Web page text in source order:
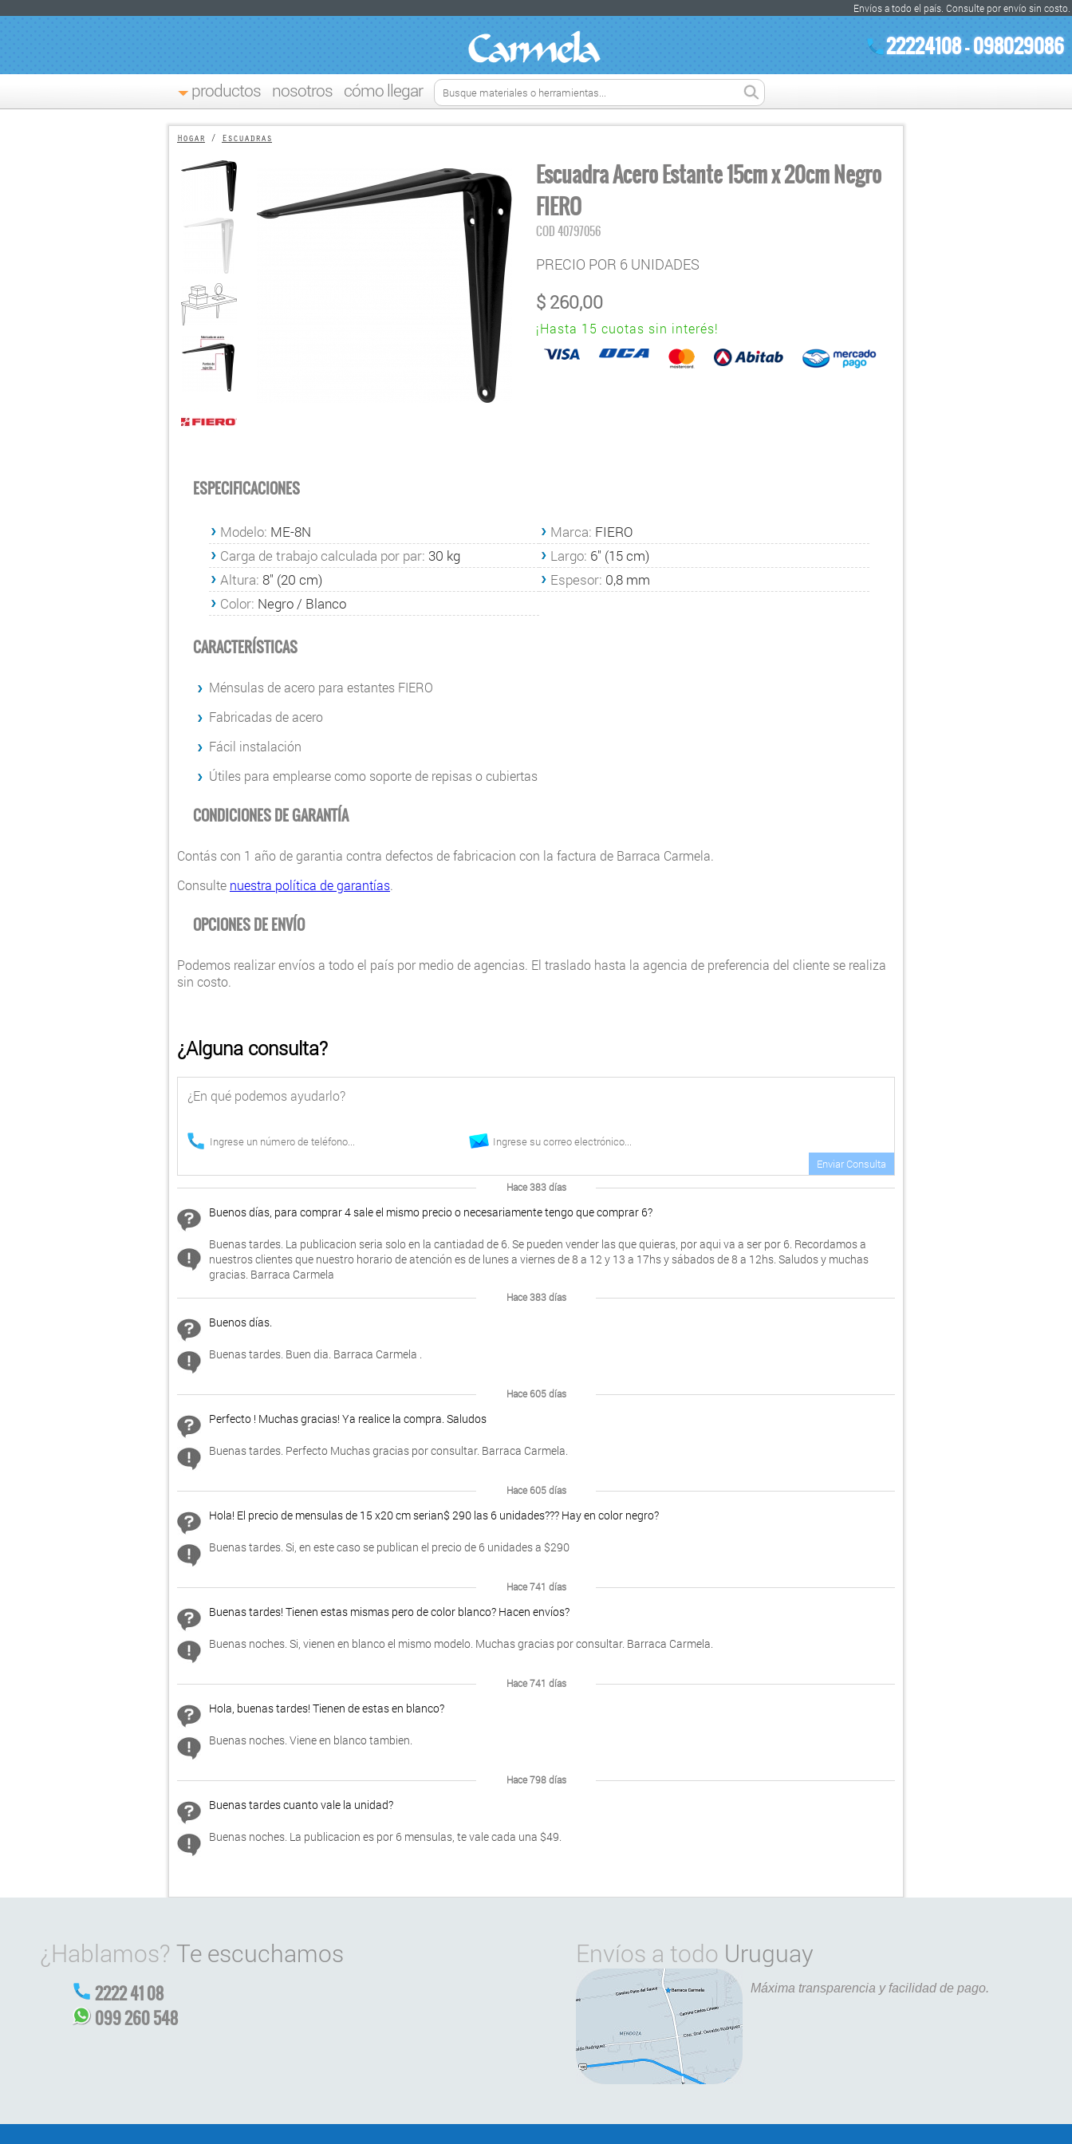
Envíos a todo el país. Consulte por envío sin costo.
22224108 - 098029086
productos nosotros cómo llegar
Hogar / Escuadras
Escuadra Acero Estante 15cm x 20cm Negro
FIERO
COD40797056
PRECIO POR 6 UNIDADES
$ 260,00
¡Hasta 15 cuotas sin interés!
ESPECIFICACIONES
Modelo: ME-8N Marca: FIERO
Carga de trabajo calculada por par: 30 kg Largo: 6'' (15 cm)
Altura: 8'' (20 cm) Espesor: 0,8 mm
Color: Negro / Blanco
CARACTERÍSTICAS
Ménsulas de acero para estantes FIERO
Fabricadas de acero
Fácil instalación
Útiles para emplearse como soporte de repisas o cubiertas
CONDICIONES DE GARANTÍA
Contás con 1 año de garantia contra defectos de fabricacion con la factura de Barraca Carmela.
Consulte nuestra política de garantías.
OPCIONES DE ENVÍO
Podemos realizar envíos a todo el país por medio de agencias. El traslado hasta la agencia de preferencia del cliente se realiza
sin costo.
¿Alguna consulta?
Enviar Consulta
Hace 383 días
Buenos días, para comprar 4 sale el mismo precio o necesariamente tengo que comprar 6?
Buenas tardes. La publicacion seria solo en la cantiadad de 6. Se pueden vender las que quieras, por aqui va a ser por 6. Recordamos a
nuestros clientes que nuestro horario de atención es de lunes a viernes de 8 a 12 y 13 a 17hs y sábados de 8 a 12hs. Saludos y muchas
gracias. Barraca Carmela
Hace 383 días
Buenos días.
Buenas tardes. Buen dia. Barraca Carmela .
Hace 605 días
Perfecto ! Muchas gracias! Ya realice la compra. Saludos
Buenas tardes. Perfecto Muchas gracias por consultar. Barraca Carmela.
Hace 605 días
Hola! El precio de mensulas de 15 x20 cm serian$ 290 las 6 unidades??? Hay en color negro?
Buenas tardes. Si, en este caso se publican el precio de 6 unidades a $290
Hace 741 días
Buenas tardes! Tienen estas mismas pero de color blanco? Hacen envíos?
Buenas noches. Si, vienen en blanco el mismo modelo. Muchas gracias por consultar. Barraca Carmela.
Hace 741 días
Hola, buenas tardes! Tienen de estas en blanco?
Buenas noches. Viene en blanco tambien.
Hace 798 días
Buenas tardes cuanto vale la unidad?
Buenas noches. La publicacion es por 6 mensulas, te vale cada una $49.
¿Hablamos? Te escuchamos
2222 41 08
099 260 548
Envíos a todo Uruguay
Máxima transparencia y facilidad de pago.